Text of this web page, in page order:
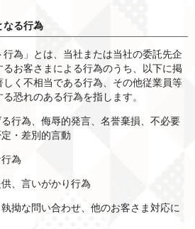
なる行為
行為」とは、当社または当社の委託先企
お客さまによる行為のうち、以下に掲
く不相当である行為、その他従業員等
恐れのある行為を指します。
行為、侮辱的発言、名誉棄損、不必要
・差別的言動
為
、言いがかり行為
拗な問い合わせ、他のお客さま対応に